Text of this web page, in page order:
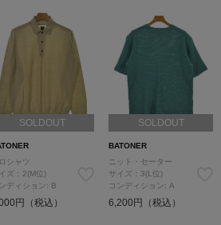
SOLDOUT
シャツ
ズ：2(M位)
ディション: B
円（税込）
SOLDOUT
BATONER
ニット・セーター
サイズ：3(L位)
コンディション: A
6,200円（税込）